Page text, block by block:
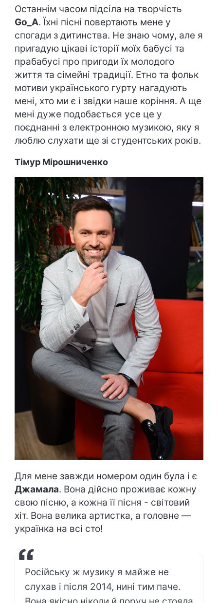
Останнім часом підсіла на творчість
Go_A. Їхні пісні повертають мене у
спогади з дитинства. Не знаю чому, але я
пригадую цікаві історії моїх бабусі та
прабабусі про пригоди їх молодого
життя та сімейні традиції. Етно та фольк
мотиви українського гурту нагадують
мені, хто ми є і звідки наше коріння. А ще
мені дуже подобається усе це у
поєднанні з електронною музикою, яку я
люблю слухати ще зі студентських років.
Тімур Мірошниченко
Для мене завжди номером один була і є
Джамала. Вона дійсно проживає кожну
свою пісню, а кожна її пісня - світовий
хіт. Вона велика артистка, а головне —
українка на всі сто!
Російську ж музику я майже не
слухав і після 2014, нині тим паче.